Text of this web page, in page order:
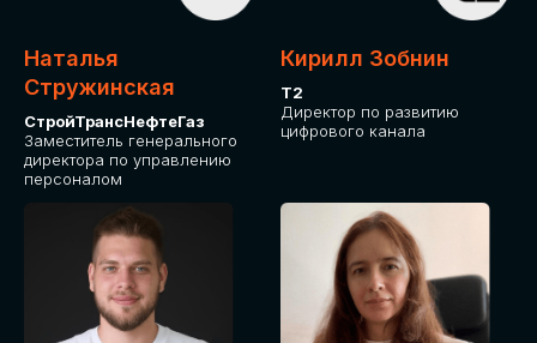
Наталья
Стружинская
СтройТрансНефтеГаз
Заместитель генерального
директора по управлению
персоналом
Кирилл Зобнин
Т2
Директор по развитию
цифрового канала
СРЕДИ ПАРТНЕРОВ
МЕРОПРИЯТИЯ